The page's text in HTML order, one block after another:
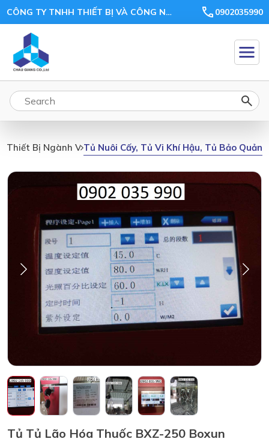
CÔNG TY TNHH THIẾT BỊ VÀ CÔNG NGHỆ CHÂU GIANG 0902035990
Thiết Bị Ngành Vi Sinh, Môi TrườngTủ Nuôi Cấy, Tủ Vi Khí Hậu, Tủ Bảo
Tủ Tủ Lão Hóa Thuốc BXZ-250 Boxun